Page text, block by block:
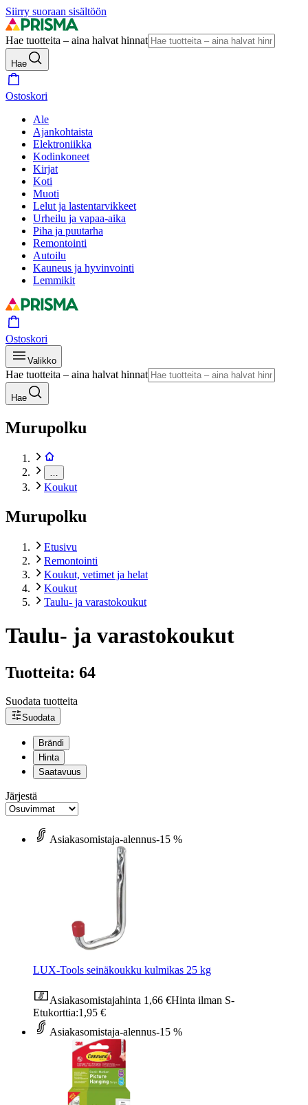
Siirry suoraan sisältöön
Hae tuotteita – aina halvat hinnat
Hae
Ostoskori
Ale
Ajankohtaista
Elektroniikka
Kodinkoneet
Kirjat
Koti
Muoti
Lelut ja lastentarvikkeet
Urheilu ja vapaa-aika
Piha ja puutarha
Remontointi
Autoilu
Kauneus ja hyvinvointi
Lemmikit
Ostoskori
Valikko
Hae tuotteita – aina halvat hinnat
Hae
Murupolku
Koukut
Murupolku
Etusivu
Remontointi
Koukut, vetimet ja helat
Koukut
Taulu- ja varastokoukut
Taulu- ja varastokoukut
Tuotteita: 64
Suodata tuotteita
Suodata
Brändi
Hinta
Saatavuus
Järjestä
Asiakasomistaja-alennus-15 %
LUX-Tools seinäkoukku kulmikas 25 kg
Asiakasomistajahinta 1,66 €Hinta ilman S-
Etukorttia:1,95 €
Asiakasomistaja-alennus-15 %